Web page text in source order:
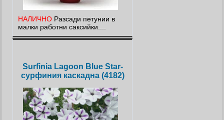
НАЛИЧНО Разсади петунии в
малки работни саксийки....
Surfinia Lagoon Blue Star-
сурфиния каскадна (4182)